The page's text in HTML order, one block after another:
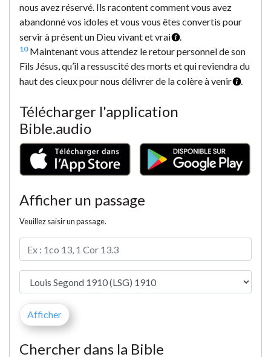
nous avez réservé. Ils racontent comment vous avez
abandonné vos idoles et vous vous êtes convertis pour
servir à présent un Dieu vivant et vrai
.
10Maintenant vous attendez le retour personnel de son
Fils Jésus, qu’il a ressuscité des morts et qui reviendra du
haut des cieux pour nous délivrer de la colère à venir
.
Télécharger l'application
Bible.audio
Afficher un passage
Veuillez saisir un passage.
Chercher dans la Bible